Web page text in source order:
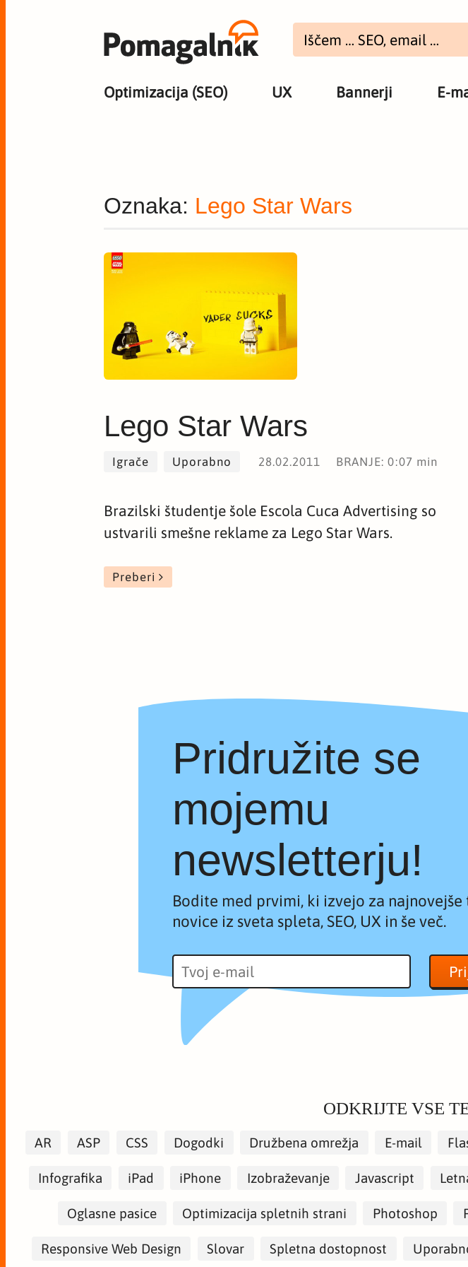
Optimizacija (SEO) UX Bannerji E-
Oznaka: Lego Star Wars
Lego Star Wars
Igrače Uporabno 28.02.2011 BRANJE: 0:07 min
Brazilski študentje šole Escola Cuca Advertising so
ustvarili smešne reklame za Lego Star Wars.
Preberi
Pridružite se
mojemu
newsletterju!
Bodite med prvimi, ki izvejo za najnovejše
novice iz sveta spleta, SEO, UX in še več.
ODKRIJTE VSE
AR ASP CSS Dogodki Družbena omrežja E-mail
Infografika iPad iPhone Izobraževanje Javascript
Oglasne pasice Optimizacija spletnih strani Photoshop
Responsive Web Design Slovar Spletna dostopnost